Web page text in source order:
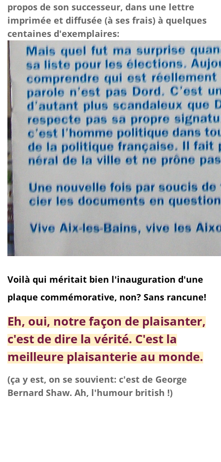
propos de son successeur, dans une lettre
imprimée et diffusée (à ses frais) à quelques
centaines d'exemplaires:
Voilà qui méritait bien l'inauguration d'une
plaque commémorative, non? Sans rancune!
Eh, oui, notre façon de plaisanter,
c'est de dire la vérité. C'est la
meilleure plaisanterie au monde.
(ça y est, on se souvient: c'est de George
Bernard Shaw. Ah, l'humour british !)